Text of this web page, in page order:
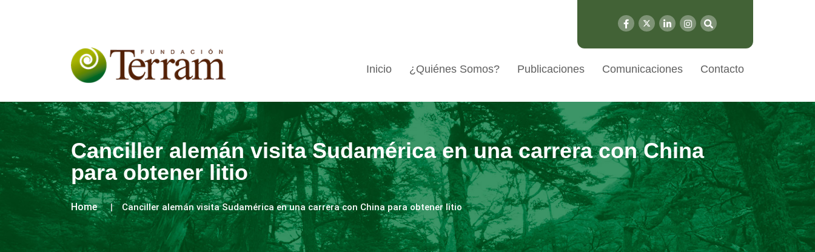
Inicio ¿Quiénes Somos? Publicaciones Comunicaciones Contacto
Canciller alemán visita Sudamérica en una carrera con China
para obtener litio
Home Canciller alemán visita Sudamérica en una carrera con China para obtener litio